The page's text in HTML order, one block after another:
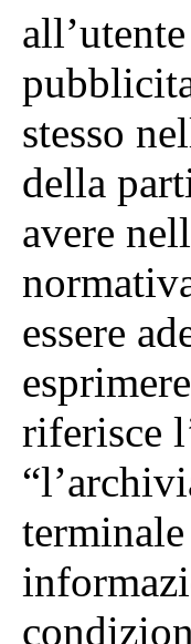
stesso
della
avere
essere
riferisce